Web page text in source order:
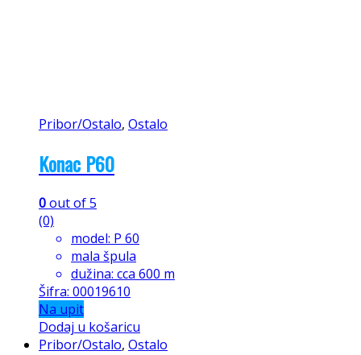
Pribor/Ostalo, Ostalo
Konac P60
0out of 5
(0)
model: P 60
mala špula
dužina: cca 600 m
Šifra: 00019610
Na upit
Dodaj u košaricu
Pribor/Ostalo, Ostalo